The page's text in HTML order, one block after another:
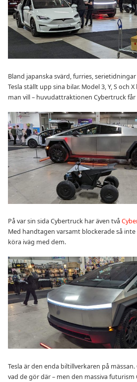
Bland japanska svärd, furries,
Tesla ställt upp sina bilar. Model 3, Y, S och
man vill – huvudattraktionen Cybertruck
På var sin sida Cybertruck har även två
Med handtagen varsamt blockerade så
köra iväg med dem.
Tesla är den enda biltillverkaren på
vad de gör där – men den massiva